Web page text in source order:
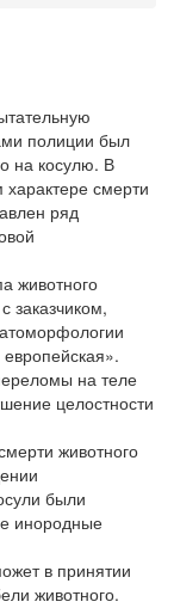
полиции был
на косулю. В
смерти
ряд
животного
заказчиком,
на теле
целостности
животного
были
инородные
в принятии
животного.